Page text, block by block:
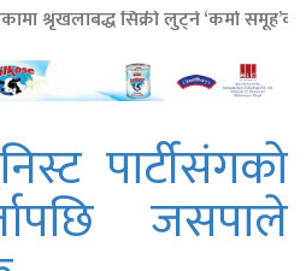
‘कर्मा समूह’का नाइकेसहित पाँच पक्राउ
पार्टीसंगको
जसपाले